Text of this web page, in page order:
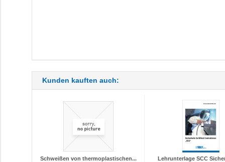
Kunden kauften auch:
Schweißen von thermoplastischen... Lehrunterlage SCC